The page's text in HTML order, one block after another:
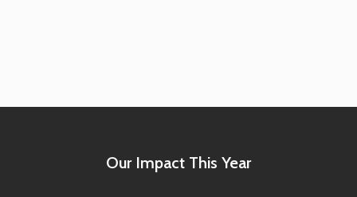
Our Impact This Year